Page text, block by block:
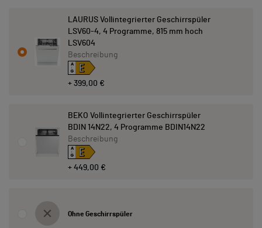
LAURUS Vollintegrierter Geschirrspüler
LSV60-4, 4 Programme, 815 mm hoch
LSV604
+ 399,00 €
A
↑
G E
Beschreibung
BEKO Vollintegrierter Geschirrspüler
BDIN 14N22, 4 Programme BDIN14N22
+ 449,00 €
A
↑
G E
Beschreibung
Ohne Geschirrspüler